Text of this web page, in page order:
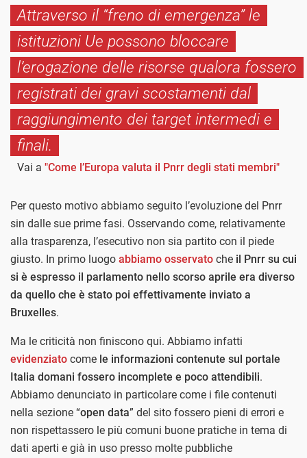
Attraverso il “freno di emergenza” le
istituzioni Ue possono bloccare
l’erogazione delle risorse qualora fossero
registrati dei gravi scostamenti dal
raggiungimento dei target intermedi e
finali.
Vai a "Come l’Europa valuta il Pnrr degli stati membri"
Per questo motivo abbiamo seguito l’evoluzione del Pnrr
sin dalle sue prime fasi. Osservando come, relativamente
alla trasparenza, l’esecutivo non sia partito con il piede
giusto. In primo luogo abbiamo osservato che il Pnrr su cui
si è espresso il parlamento nello scorso aprile era diverso
da quello che è stato poi effettivamente inviato a
Bruxelles.
Ma le criticità non finiscono qui. Abbiamo infatti
evidenziato come le informazioni contenute sul portale
Italia domani fossero incomplete e poco attendibili.
Abbiamo denunciato in particolare come i file contenuti
nella sezione “open data” del sito fossero pieni di errori e
non rispettassero le più comuni buone pratiche in tema di
dati aperti e già in uso presso molte pubbliche